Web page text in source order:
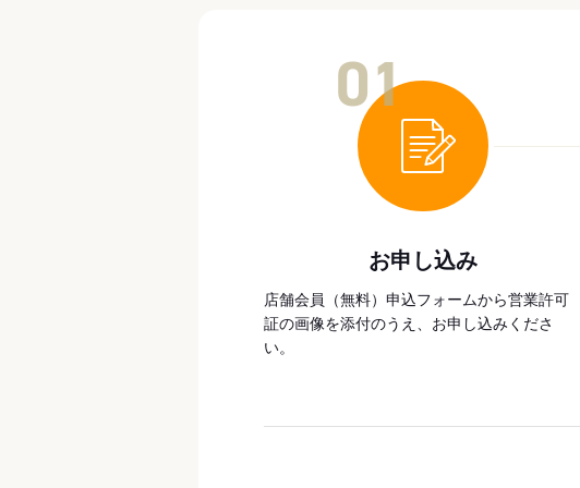
お申し込み
店舗会員（無料）申込フォームから営業許可
証の画像を添付のうえ、お申し込みくださ
い。